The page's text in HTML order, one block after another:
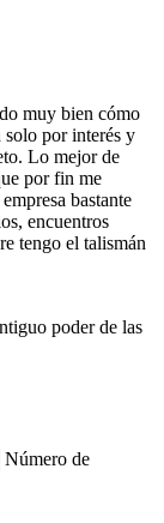
muy bien cómo
por interés y
Lo mejor de
por fin me
bastante
encuentros
tengo el talismán
poder de las
Número de